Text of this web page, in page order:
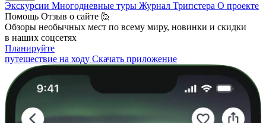
Экскурсии Многодневные туры Журнал Трипстера О проекте
Помощь Отзыв о сайте 🙋
Обзоры необычных мест по всему миру, новинки и скидки
в наших соцсетях
Планируйте
путешествие на ходу Скачать приложение